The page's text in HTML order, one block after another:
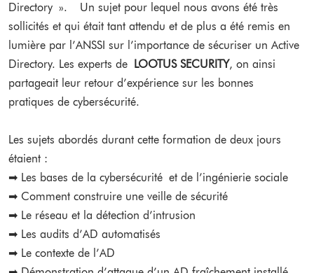
Directory ». Un sujet pour lequel nous avons été très
sollicités et qui était tant attendu et de plus a été remis en
lumière par l’ANSSI sur l’importance de sécuriser un Active
Directory. Les experts de LOOTUS SECURITY, on ainsi
partageait leur retour d’expérience sur les bonnes
pratiques de cybersécurité.
Les sujets abordés durant cette formation de deux jours
étaient :
➡ Les bases de la cybersécurité et de l’ingénierie sociale
➡ Comment construire une veille de sécurité
➡ Le réseau et la détection d’intrusion
➡ Les audits d’AD automatisés
➡ Le contexte de l’AD